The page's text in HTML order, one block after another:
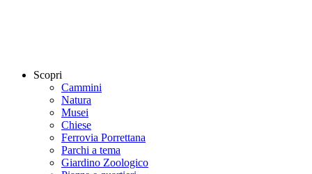
Scopri
Cammini
Natura
Musei
Chiese
Ferrovia Porrettana
Parchi a tema
Giardino Zoologico